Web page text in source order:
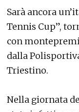
Sarà ancora
Tennis Cup”,
con
dalla
Triestino.
Nella giornata